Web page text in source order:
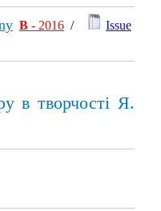
В - 2016 /
Issue
в творчості Я.